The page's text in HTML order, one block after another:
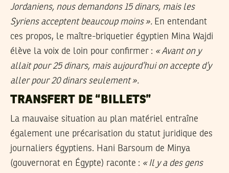
Jordaniens, nous demandons 15 dinars, mais les
Syriens acceptent beaucoup moins ». En entendant
ces propos, le maître-briquetier égyptien Mina Wajdi
élève la voix de loin pour confirmer : «Avant on y
allait pour 25 dinars, mais aujourd’hui on accepte d’y
aller pour 20 dinars seulement ».
TRANSFERT DE “BILLETS”
La mauvaise situation au plan matériel entraîne
également une précarisation du statut juridique des
journaliers égyptiens. Hani Barsoum de Minya
(gouvernorat en Égypte) raconte : « Il y a des gens